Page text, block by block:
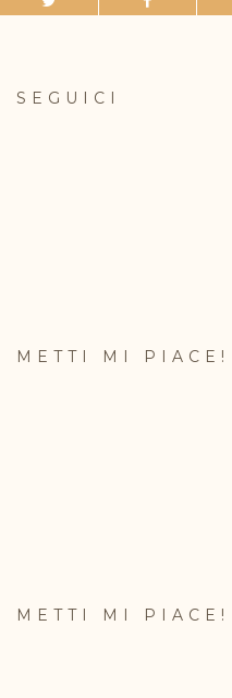
SEGUICI
METTI MI PIACE!
METTI MI PIACE!